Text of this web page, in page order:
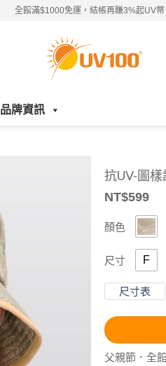
全館滿$1000免運，結帳再賺3%起UV幣
品牌資訊
抗UV-圖
NT$599
顏色
尺寸 F
尺寸表
父親節．全